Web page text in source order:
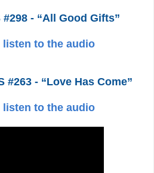
- “All Good Gifts”
listen to the audio
#263 - “Love Has Come”
listen to the audio